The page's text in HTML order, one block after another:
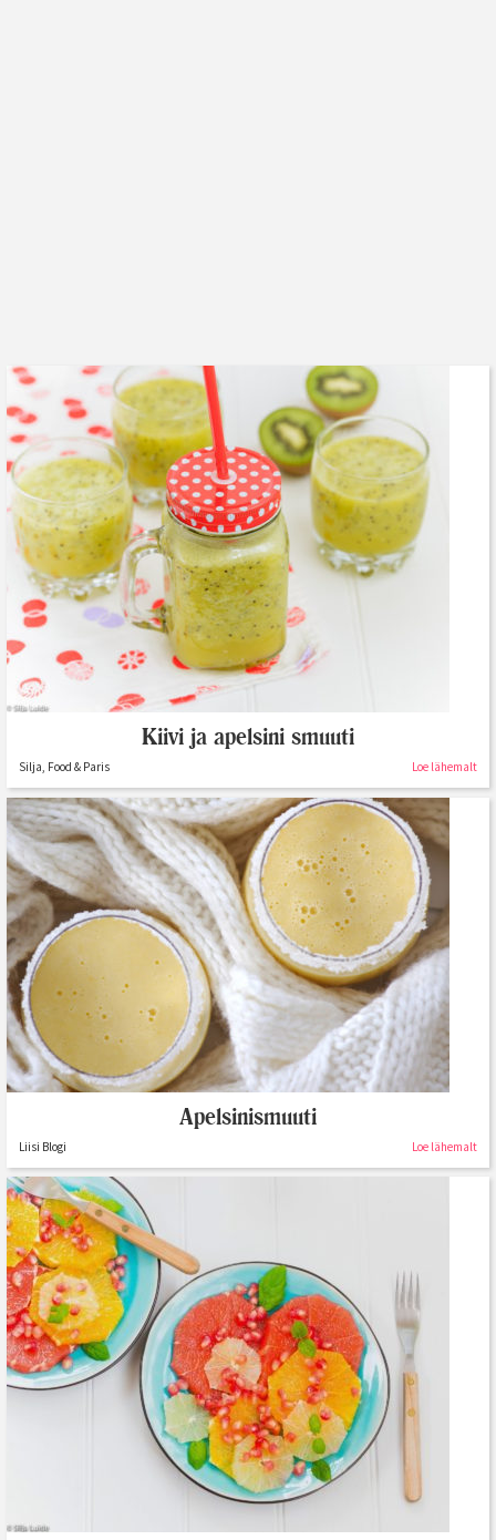
Kiivi ja apelsini smuuti
Silja, Food & Paris Loe lähemalt
Apelsinismuuti
Liisi Blogi Loe lähemalt